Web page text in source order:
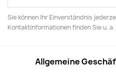
Sie können Ihr Einverständnis
Kontaktinformationen finden Sie u.
Allgemeine